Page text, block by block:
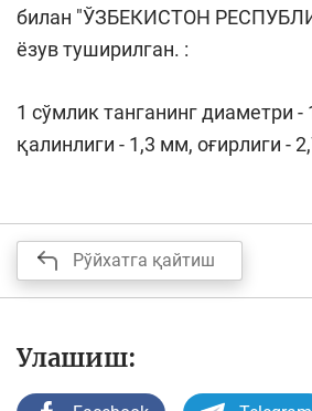
билан "ЎЗБЕКИСТОН
ёзув туширилган. :
1 сўмлик танганинг диаметри -
қалинлиги - 1,3 мм, оғирлиги -
Рўйхатга қайтиш
Улашиш: